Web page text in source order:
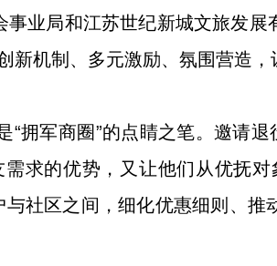
业局和江苏世纪新城文旅发
新机制、多元激励、氛围营造
“拥军商圈”的点睛之笔。邀请
求的优势，又让他们从优抚
社区之间，细化优惠细则、